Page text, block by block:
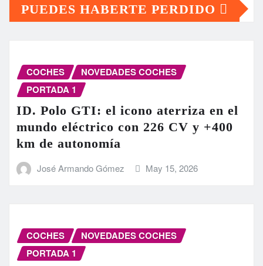
PUEDES HABERTE PERDIDO
COCHES
NOVEDADES COCHES
PORTADA 1
ID. Polo GTI: el icono aterriza en el
mundo eléctrico con 226 CV y +400
km de autonomía
José Armando Gómez May 15, 2026
COCHES
NOVEDADES COCHES
PORTADA 1